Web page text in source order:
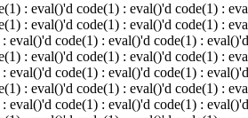
: eval()'d code(1) : eval()'d code(1) :
: eval()'d code(1) : eval()'d code(1) :
code(1) : eval()'d code(1) :
: eval()'d code(1) : eval()'d code(1) :
code(1) : eval()'d code(1) :
: eval()'d code(1) : eval()'d code(1) :
code(1) : eval()'d code(1) :